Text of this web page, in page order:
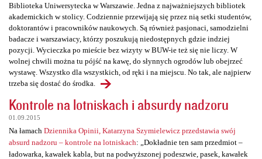
Biblioteka Uniwersytecka w Warszawie. Jedna z najważniejszych bibliotek
akademickich w stolicy. Codziennie przewijają się przez nią setki studentów,
doktorantów i pracowników naukowych. Są również pasjonaci, samodzielni
badacze i warszawiacy, którzy poszukują niedostępnych gdzie indziej
pozycji. Wycieczka po mieście bez wizyty w BUW-ie też się nie liczy. W
wolnej chwili można tu pójść na kawę, do słynnych ogrodów lub obejrzeć
wystawę. Wszystko dla wszystkich, od ręki i na miejscu. No tak, ale najpierw
trzeba się dostać do środka.
Kontrole na lotniskach i absurdy nadzoru
01.09.2015
Na łamach Dziennika Opinii, Katarzyna Szymielewicz przedstawia swój
absurd nadzoru – kontrole na lotniskach: „Dokładnie ten sam przedmiot –
ładowarka, kawałek kabla, but na podwyższonej podeszwie, pasek, kawałek